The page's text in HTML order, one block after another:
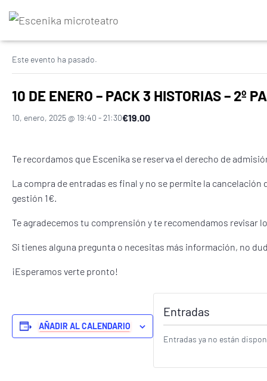
Este evento ha pasado.
10 DE ENERO – PACK 3 HISTORIAS – 2º
10, enero, 2025 @ 19:40 - 21:30€19.00
Te recordamos que Escenika se reserva el derecho de
La compra de entradas es final y no se permite la
gestión 1€.
Te agradecemos tu comprensión y te recomendamos revisar
Si tienes alguna pregunta o necesitas más información, no
¡Esperamos verte pronto!
AÑADIR AL CALENDARIO
Entradas
Entradas ya no están